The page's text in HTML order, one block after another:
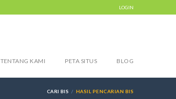
LOGIN
TENTANG KAMI PETA SITUS BLOG
CARI BIS HASIL PENCARIAN BIS